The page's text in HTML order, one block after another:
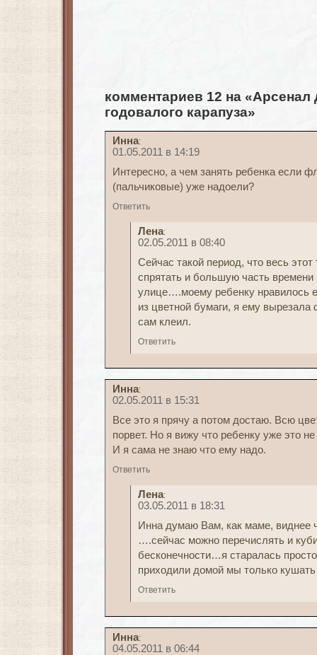
комментариев 12 на «Арсенал
годовалого карапуза»
Инна:
01.05.2011 в 14:19
Интересно, а чем занять ребенка если
(пальчиковые) уже надоели?
Ответить
Лена:
02.05.2011 в 08:40
Сейчас такой период, что весь
спрятать и большую часть
улице….моему ребенку нравилось
из цветной бумаги, я ему
сам клеил.
Ответить
Инна:
02.05.2011 в 15:31
Все это я прячу а потом достаю. Всю
порвет. Но я вижу что ребенку уже это
И я сама не знаю что ему надо.
Ответить
Лена:
03.05.2011 в 18:31
Инна думаю Вам, как маме, виднее
….сейчас можно перечислять и
бесконечности…я старалась
приходили домой мы только кушать
Ответить
Инна:
04.05.2011 в 06:44